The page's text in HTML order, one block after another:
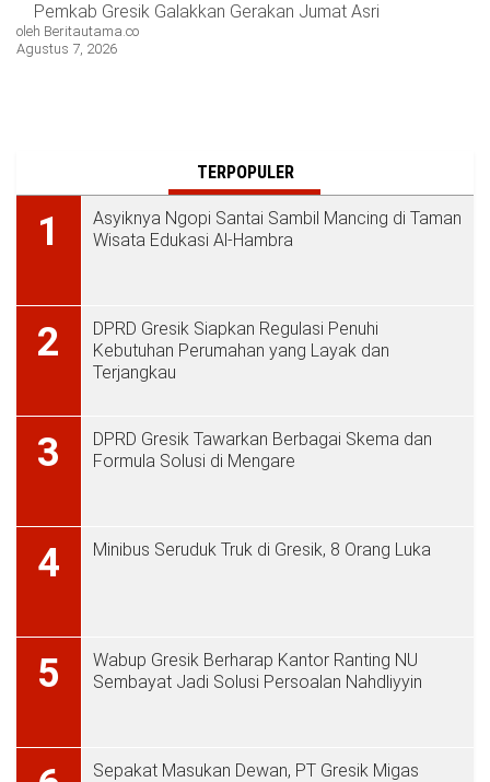
Pemkab Gresik Galakkan Gerakan Jumat Asri
oleh Beritautama.co
Agustus 7, 2026
TERPOPULER
1
Asyiknya Ngopi Santai Sambil Mancing di Taman
Wisata Edukasi Al-Hambra
2
DPRD Gresik Siapkan Regulasi Penuhi
Kebutuhan Perumahan yang Layak dan
Terjangkau
3
DPRD Gresik Tawarkan Berbagai Skema dan
Formula Solusi di Mengare
4 Minibus Seruduk Truk di Gresik, 8 Orang Luka
5
Wabup Gresik Berharap Kantor Ranting NU
Sembayat Jadi Solusi Persoalan Nahdliyyin
Sepakat Masukan Dewan, PT Gresik Migas